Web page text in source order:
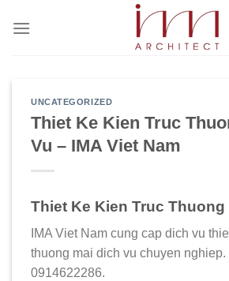
qua
UNCATEGORIZED
Thiet Ke Kien Truc
Vu – IMA Viet Nam
Thiet Ke Kien Truc Thuong
IMA Viet Nam cung cap dich vu
thuong mai dich vu chuyen nghiep.
0914622286.